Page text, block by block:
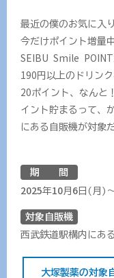
最近の僕のお気に入
今だけポイント増量
SEIBU Smile
190円以上のドリン
20ポイント、なん
イント貯まるって、
にある自販機が対象
期
間
2025年10月6日(月)
対象自販機
西武鉄道駅構内にあ
大塚製薬の対象